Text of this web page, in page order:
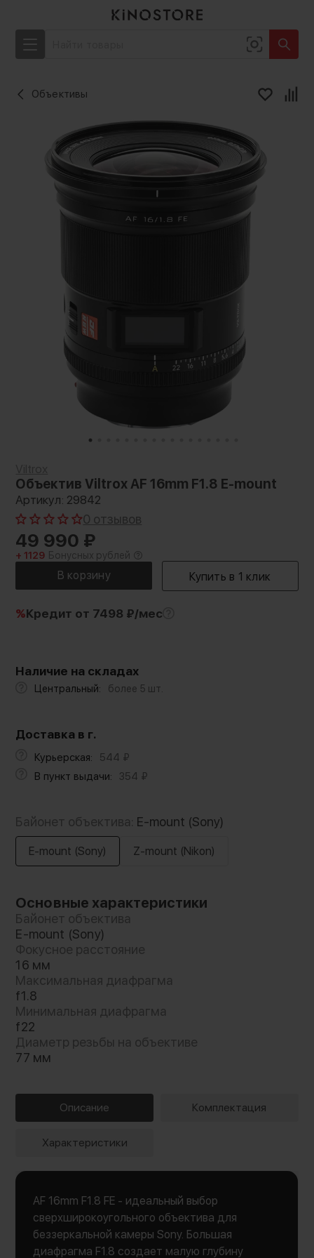
Объективы
Объектив Viltrox AF 16mm F1.8 E-mount
Артикул: 29842
0 отзывов
49 990 ₽
+ 1129 Бонусных рублей
%Кредит от 7498 ₽/мес
Наличие на складах
Центральный: более 5 шт.
Доставка в г.
Курьерская: 544 ₽
В пункт выдачи:
354 ₽
Байонет объектива: E-mount (Sony)
E-mount (Sony) Z-mount (Nikon)
Основные характеристики
Байонет объектива
E-mount (Sony)
Фокусное расстояние
16 мм
Максимальная диафрагма
f1.8
Минимальная диафрагма
f22
Диаметр резьбы на объективе
77 мм
Описание Комплектация
Характеристики
AF 16mm F1.8 FE - идеальный выбор
сверхширокоугольного объектива для
беззеркальной камеры Sony. Большая
диафрагма F1.8 создает малую глубину